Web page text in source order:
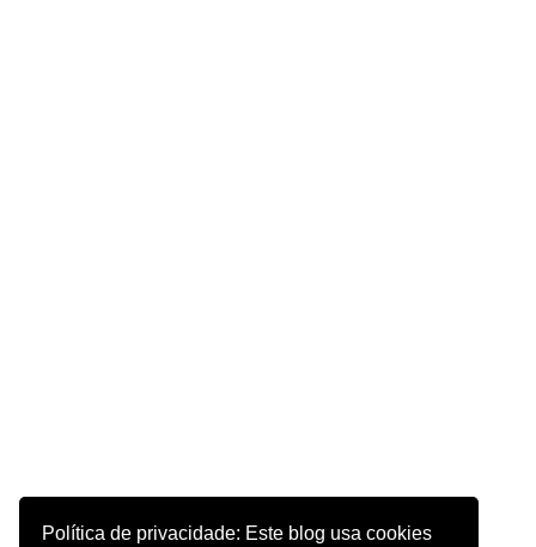
Política de privacidade: Este blog usa cookies